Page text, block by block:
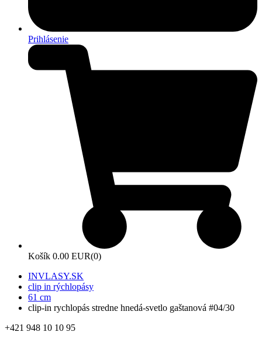
Prihlásenie
Košík 0.00 EUR(0)
INVLASY.SK
clip in rýchlopásy
61 cm
clip-in rychlopás stredne hnedá-svetlo gaštanová #04/30
+421 948 10 10 95